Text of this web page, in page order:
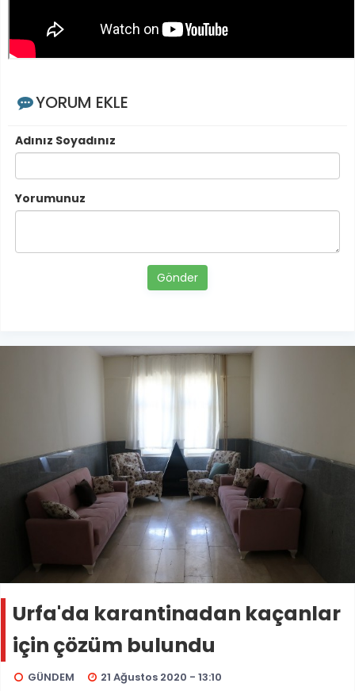
YORUM EKLE
Adınız Soyadınız
Yorumunuz
Gönder
Urfa'da karantinadan kaçanlar
için çözüm bulundu
GÜNDEM 21 Ağustos 2020 - 13:10